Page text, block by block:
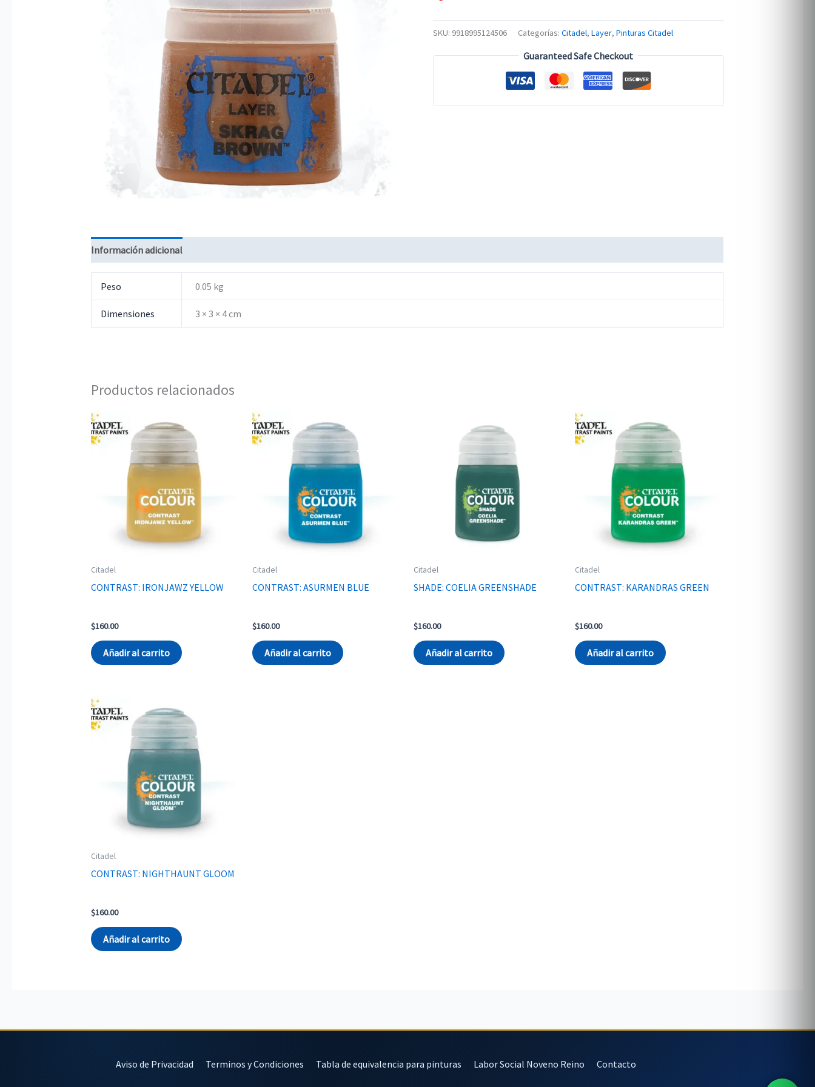
SKU: 9918995124506 Categorías: Citadel, Layer, Pinturas Citadel
Guaranteed Safe Checkout
Información adicional
Peso 0.05 kg
Dimensiones 3 × 3 × 4 cm
Productos relacionados
Citadel
CONTRAST: IRONJAWZ YELLOW
$160.00
Añadir al carrito
Citadel
CONTRAST: ASURMEN BLUE
$160.00
Añadir al carrito
Citadel
SHADE: COELIA GREENSHADE
$160.00
Añadir al carrito
Citadel
CONTRAST: KARANDRAS GREEN
$160.00
Añadir al carrito
Citadel
CONTRAST: NIGHTHAUNT GLOOM
$160.00
Añadir al carrito
Aviso de Privacidad Terminos y Condiciones Tabla de equivalencia para pinturas Labor Social Noveno Reino Contacto